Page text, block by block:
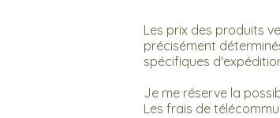
Les prix des produits
précisément
spécifiques
Je me réserve la
Les frais de